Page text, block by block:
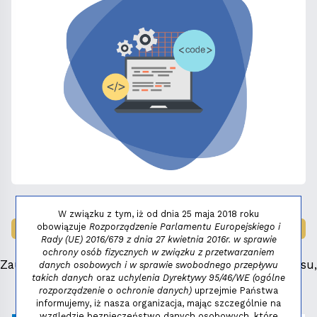
LAUREAT NAGRODY:MAŁY FENIKS 2025
Zauważyłeś błąd, masz propozycje dotyczące serwisu,
napisz:niezbednik@niedziela.pl
W związku z tym, iż od dnia 25 maja 2018 roku
obowiązuje Rozporządzenie Parlamentu Europejskiego i
Rady (UE) 2016/679 z dnia 27 kwietnia 2016r. w sprawie
ochrony osób fizycznych w związku z przetwarzaniem
danych osobowych i w sprawie swobodnego przepływu
takich danych oraz uchylenia Dyrektywy 95/46/WE (ogólne
rozporządzenie o ochronie danych) uprzejmie Państwa
informujemy, iż nasza organizacja, mając szczególnie na